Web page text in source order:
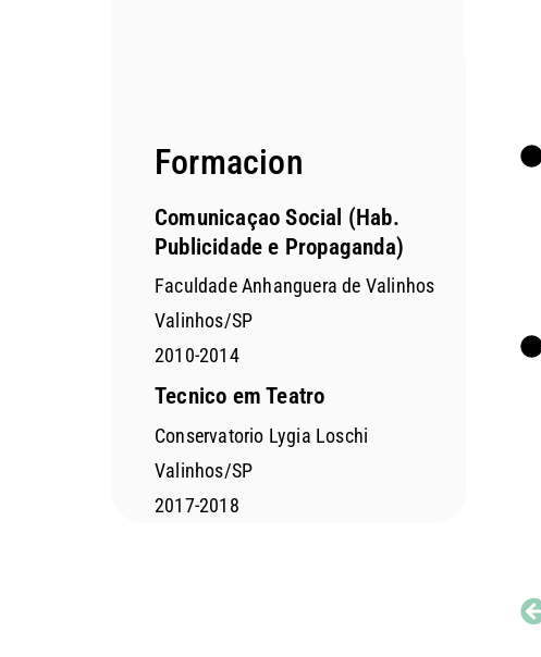
Formacion
Comunicaçao Social (Hab.
Publicidade e Propaganda)
Faculdade Anhanguera de Valinhos
Valinhos/SP
2010-2014
Tecnico em Teatro
Conservatorio Lygia Loschi
Valinhos/SP
2017-2018